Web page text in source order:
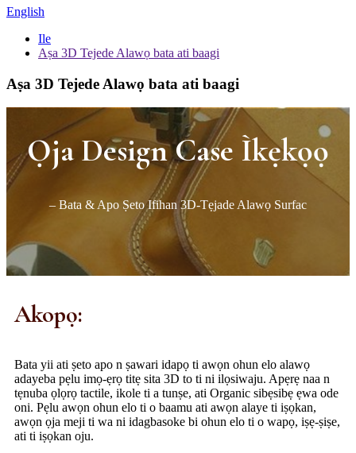
English
Ile
Aṣa 3D Tejede Alawọ bata ati baagi
Aṣa 3D Tejede Alawọ bata ati baagi
Ọja Design Case Ìkẹkọọ
– Bata & Apo Ṣeto Ifihan 3D-Tẹjade Alawọ Surfac
Akopọ:
Bata yii ati ṣeto apo n ṣawari idapọ ti awọn ohun elo alawọ
adayeba pẹlu imọ-ẹrọ titẹ sita 3D to ti ni ilọsiwaju. Apẹrẹ naa n
tẹnuba ọlọrọ tactile, ikole ti a tunṣe, ati Organic sibẹsibẹ ẹwa ode
oni. Pẹlu awọn ohun elo ti o baamu ati awọn alaye ti iṣọkan,
awọn ọja meji ti wa ni idagbasoke bi ohun elo ti o wapọ, iṣẹ-ṣiṣe,
ati ti iṣọkan oju.